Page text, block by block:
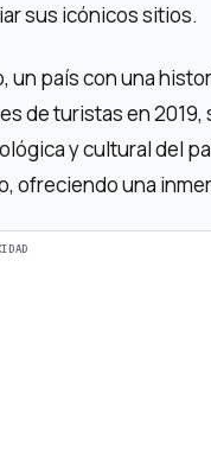
sus icónicos sitios.
un país con una
de turistas en
y cultural del
ofreciendo una